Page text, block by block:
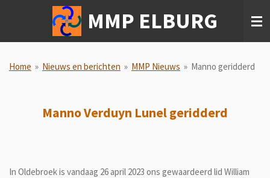
hoofdinhoud
MMP ELBURG
Home » Nieuws en berichten » MMP Nieuws » Manno geridderd
Manno Verduyn Lunel geridderd
In Oldebroek is vandaag 26 april 2023 ons gewaardeerd lid William